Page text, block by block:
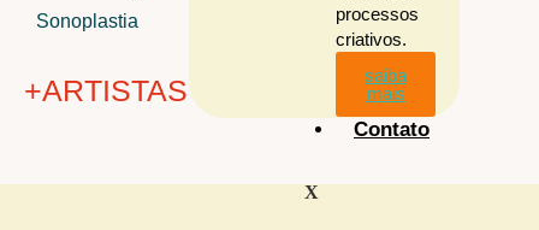
processos
criativos.
saiba
mais
Contato
X
Sonoplastia
+ARTISTAS